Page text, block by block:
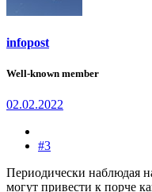
infopost
Well-known member
02.02.2022
#3
Периодически наблюдая
могут привести к порче